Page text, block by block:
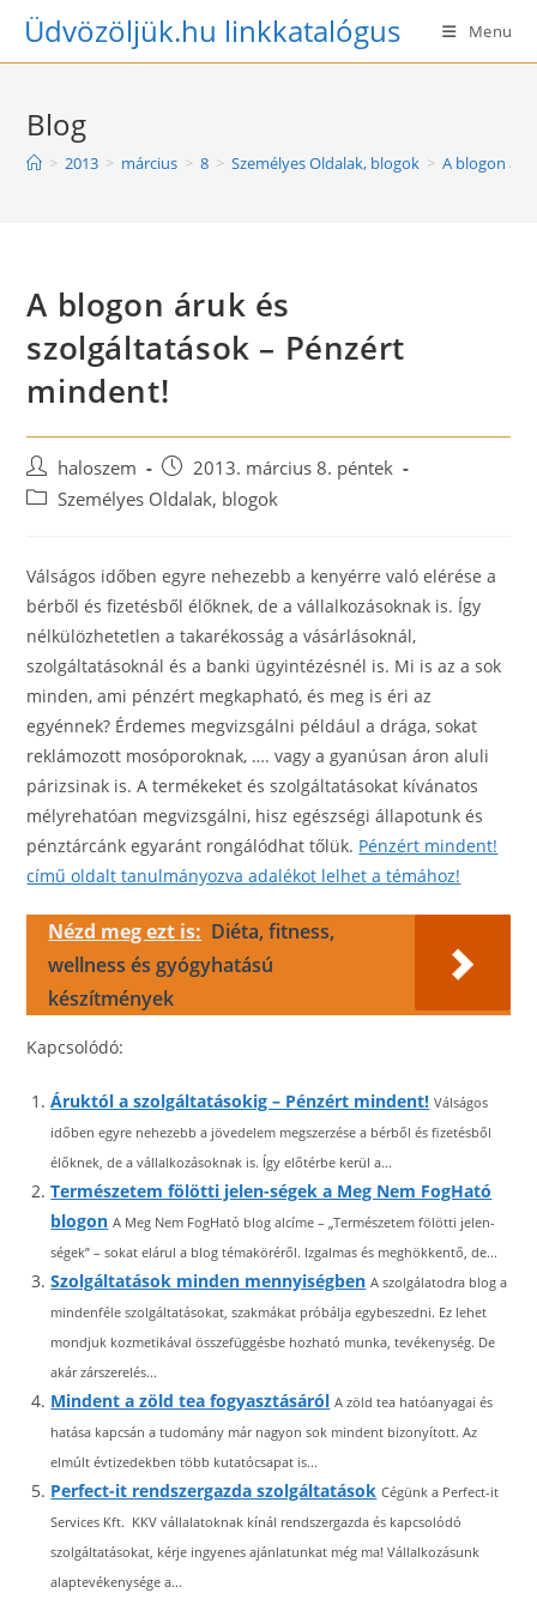
SkipÜdvözöljük.hu linkkatalógus Menu
Blog
> 2013 > március > 8 > Személyes Oldalak, blogok > A blogon
A blogon áruk és
szolgáltatások – Pénzért
mindent!
Post
author:
haloszem
Post
published:
2013. március 8. péntek
PostSzemélyes Oldalak, blogok
Válságos időben egyre nehezebb a kenyérre való elérése a
bérből és fizetésből élőknek, de a vállalkozásoknak is. Így
nélkülözhetetlen a takarékosság a vásárlásoknál,
szolgáltatásoknál és a banki ügyintézésnél is. Mi is az a sok
minden, ami pénzért megkapható, és meg is éri az
egyénnek? Érdemes megvizsgálni például a drága, sokat
reklámozott mosóporoknak, …. vagy a gyanúsan áron aluli
párizsinak is. A termékeket és szolgáltatásokat kívánatos
mélyrehatóan megvizsgálni, hisz egészségi állapotunk és
pénztárcánk egyaránt rongálódhat tőlük. Pénzért mindent!
című oldalt tanulmányozva adalékot lelhet a témához!
Nézd meg ezt is: Diéta, fitness,
wellness és gyógyhatású
készítmények
Kapcsolódó:
Áruktól a szolgáltatásokig – Pénzért mindent! Válságos
időben egyre nehezebb a jövedelem megszerzése a bérből és fizetésből
élőknek, de a vállalkozásoknak is. Így előtérbe kerül a...
Természetem fölötti jelen-ségek a Meg Nem FogHató
blogon A Meg Nem FogHató blog alcíme – „Természetem fölötti jelen-
ségek” – sokat elárul a blog témaköréről. Izgalmas és meghökkentő, de...
Szolgáltatások minden mennyiségben A szolgálatodra blog a
mindenféle szolgáltatásokat, szakmákat próbálja egybeszedni. Ez lehet
mondjuk kozmetikával összefüggésbe hozható munka, tevékenység. De
akár zárszerelés...
Mindent a zöld tea fogyasztásáról A zöld tea hatóanyagai és
hatása kapcsán a tudomány már nagyon sok mindent bizonyított. Az
elmúlt évtizedekben több kutatócsapat is...
Perfect-it rendszergazda szolgáltatások Cégünk a Perfect-it
Services Kft. KKV vállalatoknak kínál rendszergazda és kapcsolódó
szolgáltatásokat, kérje ingyenes ajánlatunkat még ma! Vállalkozásunk
alaptevékenysége a...